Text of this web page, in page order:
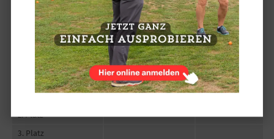
3. Platz
NETTOKLASSE C
1. Platz
2. Platz
3. Platz